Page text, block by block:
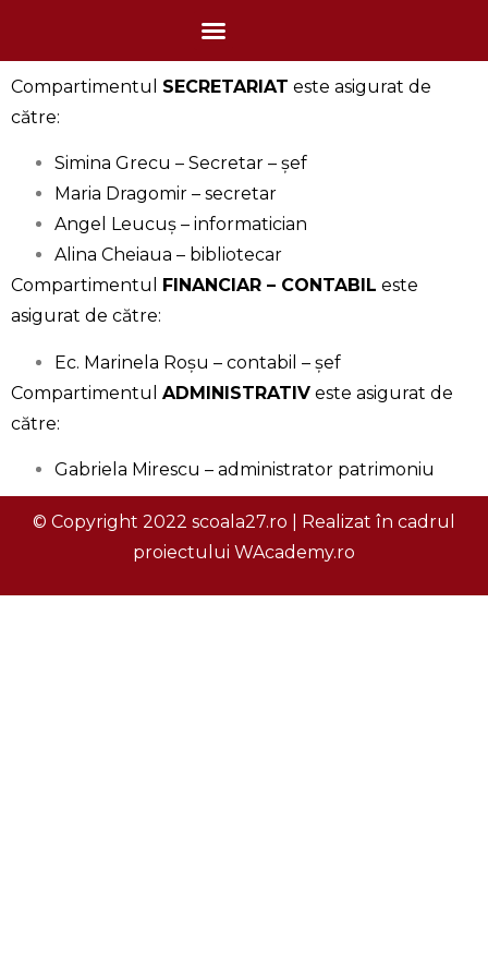
Compartimentul SECRETARIAT este asigurat de
către:
Simina Grecu – Secretar – șef
Maria Dragomir – secretar
Angel Leucuș – informatician
Alina Cheiaua – bibliotecar
Compartimentul
FINANCIAR – CONTABIL este
asigurat de către:
Ec. Marinela Roșu – contabil – șef
Compartimentul ADMINISTRATIV este asigurat de
către:
Gabriela Mirescu – administrator patrimoniu
© Copyright 2022 scoala27.ro | Realizat în cadrul
proiectului WAcademy.ro